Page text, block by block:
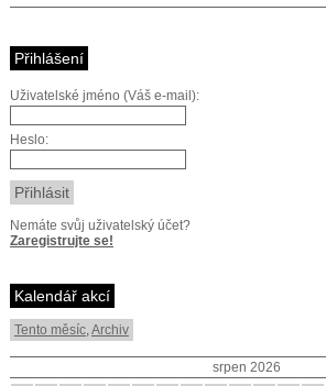
Přihlášení
Uživatelské jméno (Váš e-mail):
Heslo:
Nemáte svůj uživatelský účet?
Zaregistrujte se!
Kalendář akcí
Tento měsíc,Archiv
srpen 2026